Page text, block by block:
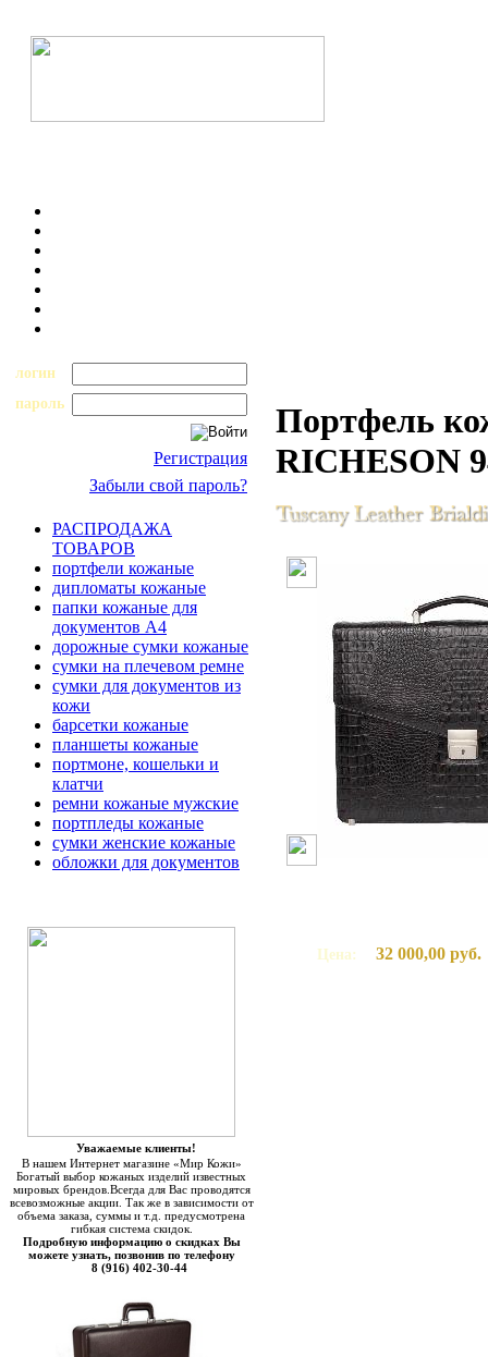
логин
пароль
Регистрация
Забыли свой пароль?
РАСПРОДАЖА
ТОВАРОВ
портфели кожаные
дипломаты кожаные
папки кожаные для
документов А4
дорожные сумки кожаные
сумки на плечевом ремне
сумки для документов из
кожи
барсетки кожаные
планшеты кожаные
портмоне, кошельки и
клатчи
ремни кожаные мужские
портпледы кожаные
сумки женские кожаные
обложки для документов
Уважаемые клиенты!
В нашем Интернет магазине «Мир Кожи»
Богатый выбор кожаных изделий известных
мировых брендов.Всегда для Вас проводятся
всевозможные акции. Так же в зависимости от
объема заказа, суммы и т.д. предусмотрена
гибкая система скидок.
Подробную информацию о скидках Вы
можете узнать, позвонив по телефону
8 (916) 402-30-44
Портфель
RICHESON
Цена: 32 000,00 руб.